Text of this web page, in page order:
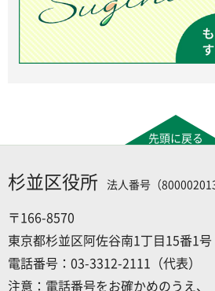
先頭に戻る
杉並区役所 法人番号（
〒166-8570
東京都杉並区阿佐谷南1丁目15番1号
電話番号：03-3312-2111（代表）
注意：電話番号をお確かめのうえ、